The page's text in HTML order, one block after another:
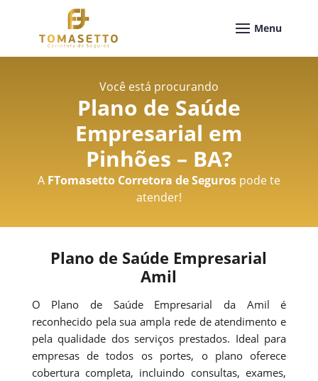
Você está procurando
Plano de Saúde
Empresarial em
Pinhões – BA?
A FTomasetto Corretora de Segurospode te
atender!
Plano de Saúde Empresarial
Amil
O Plano de Saúde Empresarial da Amil é
reconhecido pela sua ampla rede de atendimento e
pela qualidade dos serviços prestados. Ideal para
empresas de todos os portes, o plano oferece
cobertura completa, incluindo consultas, exames,